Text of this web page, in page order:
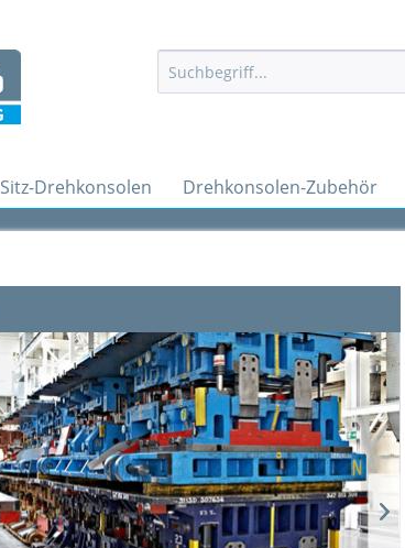
Sitz-Drehkonsolen Drehkonsolen-Zubehör